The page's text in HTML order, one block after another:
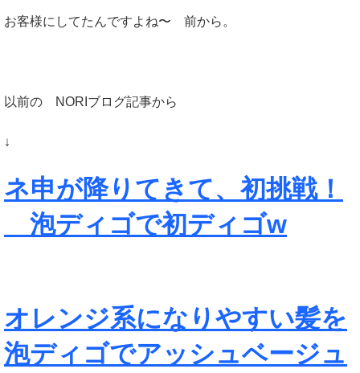
お客様にしてたんですよね〜 前から。
以前の NORIブログ記事から
↓
ネ申が降りてきて、初挑戦！
泡ディゴで初ディゴw
オレンジ系になりやすい髪を
泡ディゴでアッシュベージュ